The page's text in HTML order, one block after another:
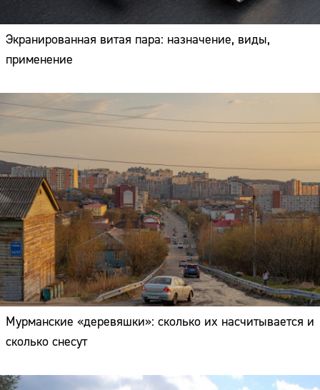
Экранированная витая пара: назначение, виды,
применение
Мурманские «деревяшки»: сколько их насчитывается и
сколько снесут